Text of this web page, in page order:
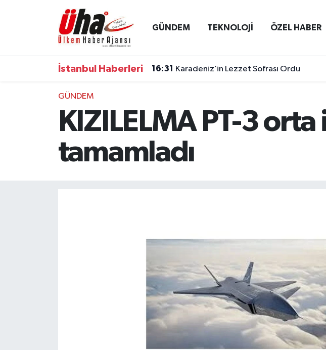
GÜNDEM TEKNOLOJİ ÖZEL HABER
İstanbul Haberleri 16:31 Karadeniz’in Lezzet Sofrası Ordu
GÜNDEM
KIZILELMA PT-3
tamamladı
İstanbul Nöbetçi Eczaneler
İstanbul Hava Durumu
İstanbul Namaz Vakitleri
İstanbul Trafik Yoğunluk Haritası
Süper Lig Puan Durumu ve Fikstür